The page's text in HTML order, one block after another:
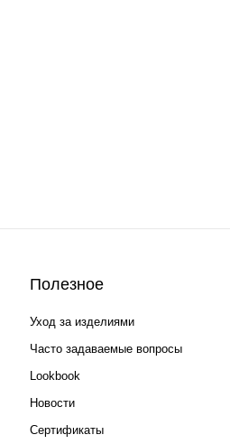
Полезное
Уход за изделиями
Часто задаваемые вопросы
Lookbook
Новости
Сертификаты